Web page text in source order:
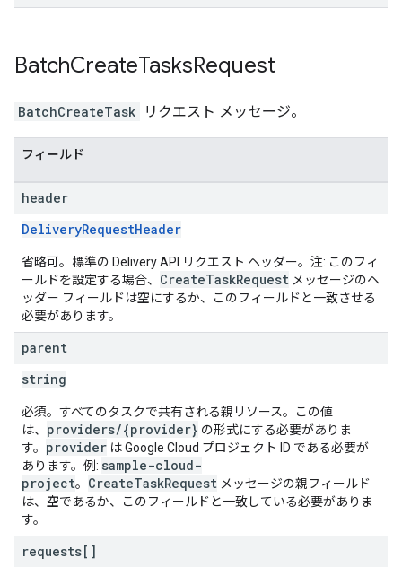
BatchCreateTasksRequest
BatchCreateTask リクエスト メッセージ。
フィールド
header
DeliveryRequestHeader
省略可。標準の Delivery API リクエスト ヘッダー。注: このフィ
ールドを設定する場合、 CreateTaskRequest メッセージのヘ
ッダー フィールドは空にするか、このフィールドと一致させる
必要があります。
parent
string
必須。すべてのタスクで共有される親リソース。この値
は、 providers/{provider} の形式にする必要がありま
す。 provider は Google Cloud プロジェクト ID である必要が
あります。例: sample-cloud-
project。 CreateTaskRequest メッセージの親フィールド
は、空であるか、このフィールドと一致している必要がありま
す。
requests[]